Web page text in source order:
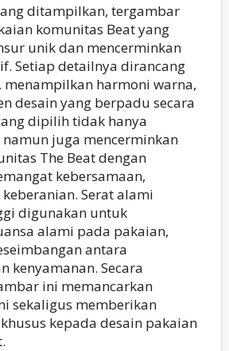
ditampilkan, tergambar
komunitas Beat yang
unik dan mencerminkan
Setiap detailnya dirancang
menampilkan harmoni warna,
desain yang berpadu secara
dipilih tidak hanya
namun juga mencerminkan
The Beat dengan
kebersamaan,
Serat alami
digunakan untuk
alami pada pakaian,
antara
kenyamanan. Secara
ini memancarkan
sekaligus memberikan
kepada desain pakaian